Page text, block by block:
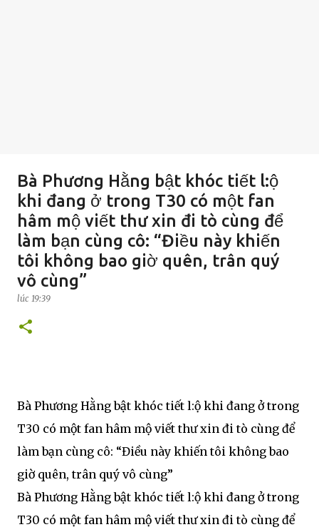
Bà Phương Hằng bật khóc tiết l:ộ
khi đang ở trong T30 có một fan
hâm mộ viết thư xin đi tò cùng để
làm bạn cùng cô: “Điều này khiến
tôi không bao giờ quên, trân quý
vô cùng”
lúc 19:39
Bà Phương Hằng bật khóc tiết l:ộ khi đang ở trong
T30 có một fan hâm mộ viết thư xin đi tò cùng để
làm bạn cùng cô: “Điều này khiến tôi không bao
giờ quên, trân quý vô cùng”
Bà Phương Hằng bật khóc tiết l:ộ khi đang ở trong
T30 có một fan hâm mộ viết thư xin đi tò cùng để